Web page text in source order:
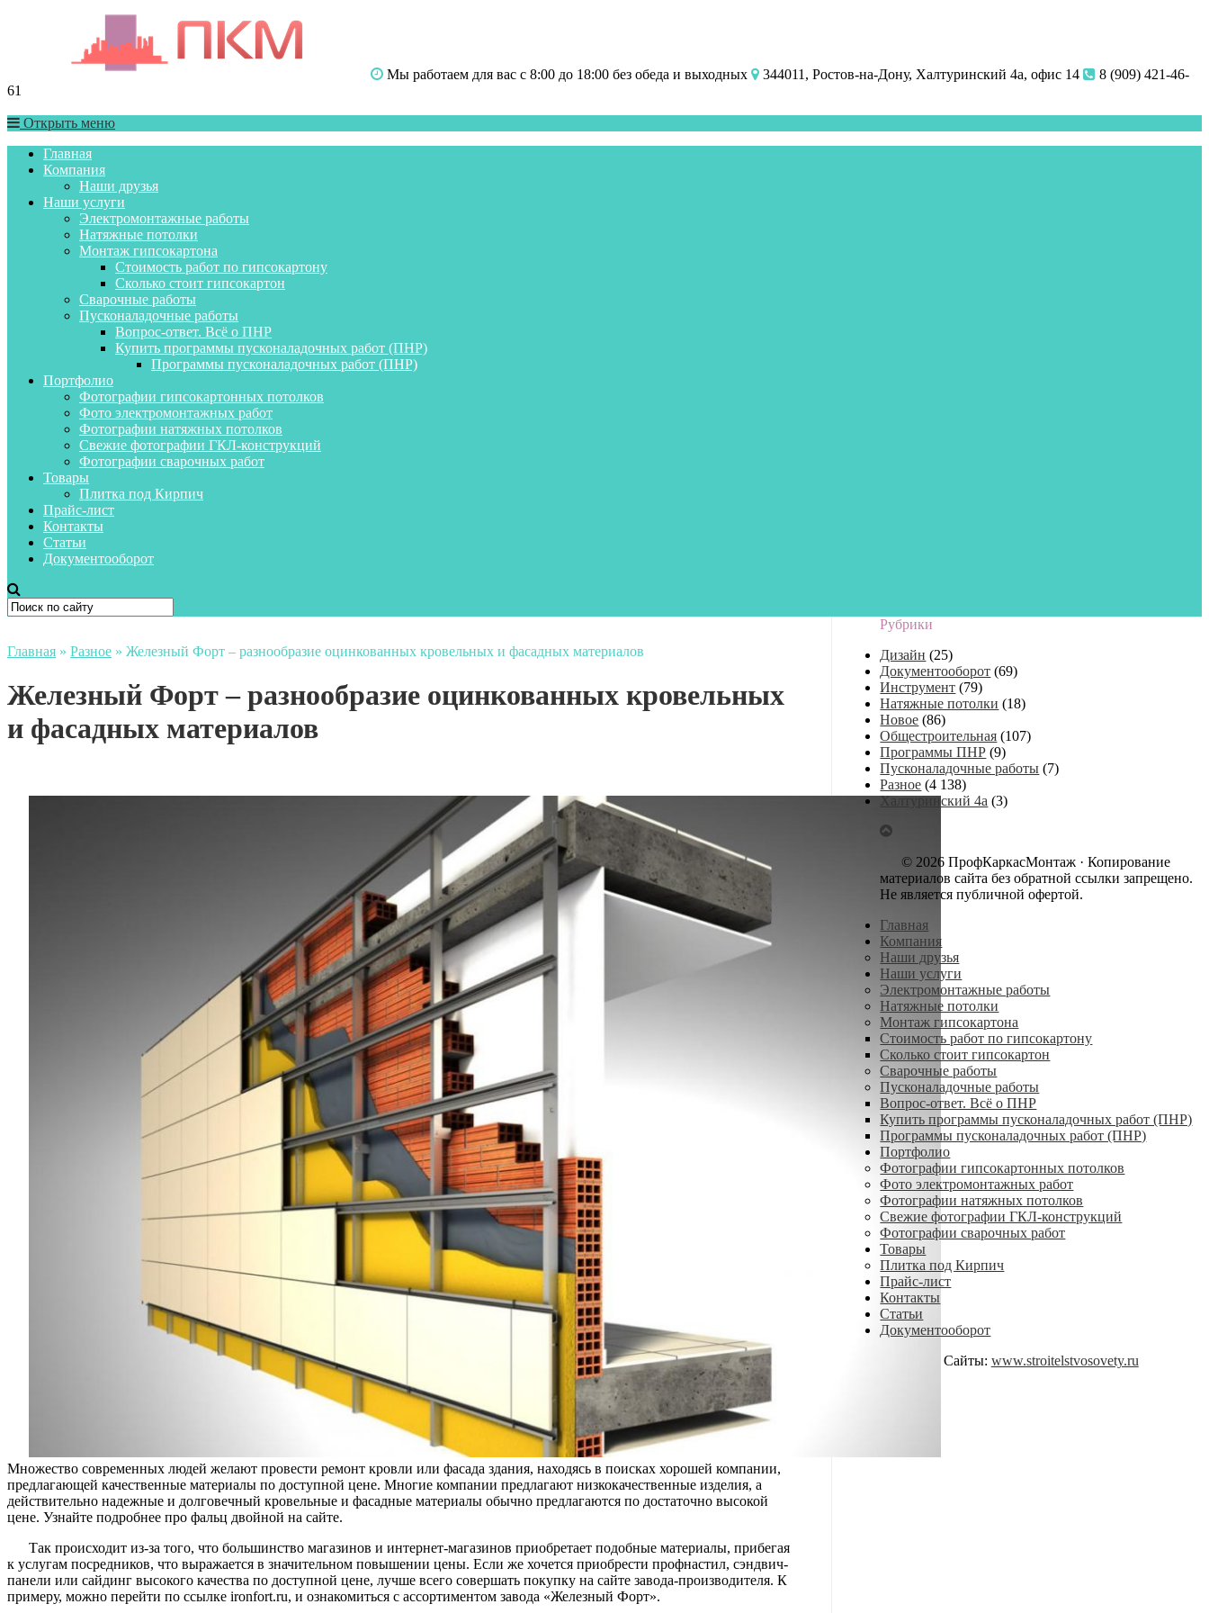
Мы работаем для вас с 8:00 до 18:00 без обеда и выходных 344011, Ростов-на-Дону, Халтуринский 4а, офис 14
8 (909) 421-46-
61
Открыть меню
Главная
Компания
Наши друзья
Наши услуги
Электромонтажные работы
Натяжные потолки
Монтаж гипсокартона
Стоимость работ по гипсокартону
Сколько стоит гипсокартон
Сварочные работы
Пусконаладочные работы
Вопрос-ответ. Всё о ПНР
Купить программы пусконаладочных работ (ПНР)
Программы пусконаладочных работ (ПНР)
Портфолио
Фотографии гипсокартонных потолков
Фото электромонтажных работ
Фотографии натяжных потолков
Свежие фотографии ГКЛ-конструкций
Фотографии сварочных работ
Товары
Плитка под Кирпич
Прайс-лист
Контакты
Статьи
Документооборот
Главная » Разное » Железный Форт – разнообразие оцинкованных кровельных и фасадных материалов
Железный Форт – разнообразие оцинкованных кровельных
и фасадных материалов
Множество современных людей желают провести ремонт кровли или фасада здания, находясь в поисках хорошей компании,
предлагающей качественные материалы по доступной цене. Многие компании предлагают низкокачественные изделия, а
действительно надежные и долговечный кровельные и фасадные материалы обычно предлагаются по достаточно высокой
цене. Узнайте подробнее про фальц двойной на сайте.
Так происходит из-за того, что большинство магазинов и интернет-магазинов приобретает подобные материалы, прибегая
к услугам посредников, что выражается в значительном повышении цены. Если же хочется приобрести профнастил, сэндвич-
панели или сайдинг высокого качества по доступной цене, лучше всего совершать покупку на сайте завода-производителя. К
примеру, можно перейти по ссылке ironfort.ru, и ознакомиться с ассортиментом завода «Железный Форт».
Рубрики
Дизайн (25)
Документооборот (69)
Инструмент (79)
Натяжные потолки (18)
Новое (86)
Общестроительная (107)
Программы ПНР (9)
Пусконаладочные работы (7)
Разное (4 138)
Халтуринский 4а (3)
© 2026 ПрофКаркасМонтаж · Копирование
материалов сайта без обратной ссылки запрещено.
Не является публичной офертой.
Главная
Компания
Наши друзья
Наши услуги
Электромонтажные работы
Натяжные потолки
Монтаж гипсокартона
Стоимость работ по гипсокартону
Сколько стоит гипсокартон
Сварочные работы
Пусконаладочные работы
Вопрос-ответ. Всё о ПНР
Купить программы пусконаладочных работ (ПНР)
Программы пусконаладочных работ (ПНР)
Портфолио
Фотографии гипсокартонных потолков
Фото электромонтажных работ
Фотографии натяжных потолков
Свежие фотографии ГКЛ-конструкций
Фотографии сварочных работ
Товары
Плитка под Кирпич
Прайс-лист
Контакты
Статьи
Документооборот
Сайты: www.stroitelstvosovety.ru